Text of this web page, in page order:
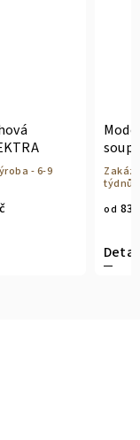
- 6-9
týdnů
od 83